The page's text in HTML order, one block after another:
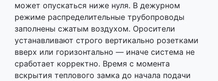
может опускаться ниже нуля. В дежурном
режиме распределительные трубопроводы
заполнены сжатым воздухом. Оросители
устанавливают строго вертикально розетками
вверх или горизонтально — иначе система не
сработает корректно. Время с момента
вскрытия теплового замка до начала подачи